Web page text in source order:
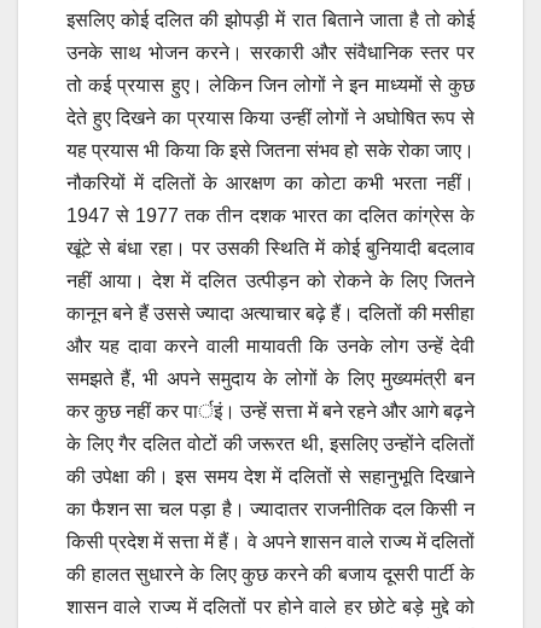
इसलिए कोई दलित की झोपड़ी में रात बिताने जाता है तो कोई
उनके साथ भोजन करने। सरकारी और संवैधानिक स्तर पर
तो कई प्रयास हुए। लेकिन जिन लोगों ने इन माध्यमों से कुछ
देते हुए दिखने का प्रयास किया उन्हीं लोगों ने अघोषित रूप से
यह प्रयास भी किया कि इसे जितना संभव हो सके रोका जाए।
नौकरियों में दलितों के आरक्षण का कोटा कभी भरता नहीं।
1947 से 1977 तक तीन दशक भारत का दलित कांग्रेस के
खूंटे से बंधा रहा। पर उसकी स्थिति में कोई बुनियादी बदलाव
नहीं आया। देश में दलित उत्पीड़न को रोकने के लिए जितने
कानून बने हैं उससे ज्यादा अत्याचार बढ़े हैं। दलितों की मसीहा
और यह दावा करने वाली मायावती कि उनके लोग उन्हें देवी
समझते हैं, भी अपने समुदाय के लोगों के लिए मुख्यमंत्री बन
कर कुछ नहीं कर पार्इं। उन्हें सत्ता में बने रहने और आगे बढ़ने
के लिए गैर दलित वोटों की जरूरत थी, इसलिए उन्होंने दलितों
की उपेक्षा की। इस समय देश में दलितों से सहानुभूति दिखाने
का फैशन सा चल पड़ा है। ज्यादातर राजनीतिक दल किसी न
किसी प्रदेश में सत्ता में हैं। वे अपने शासन वाले राज्य में दलितों
की हालत सुधारने के लिए कुछ करने की बजाय दूसरी पार्टी के
शासन वाले राज्य में दलितों पर होने वाले हर छोटे बड़े मुद्दे को